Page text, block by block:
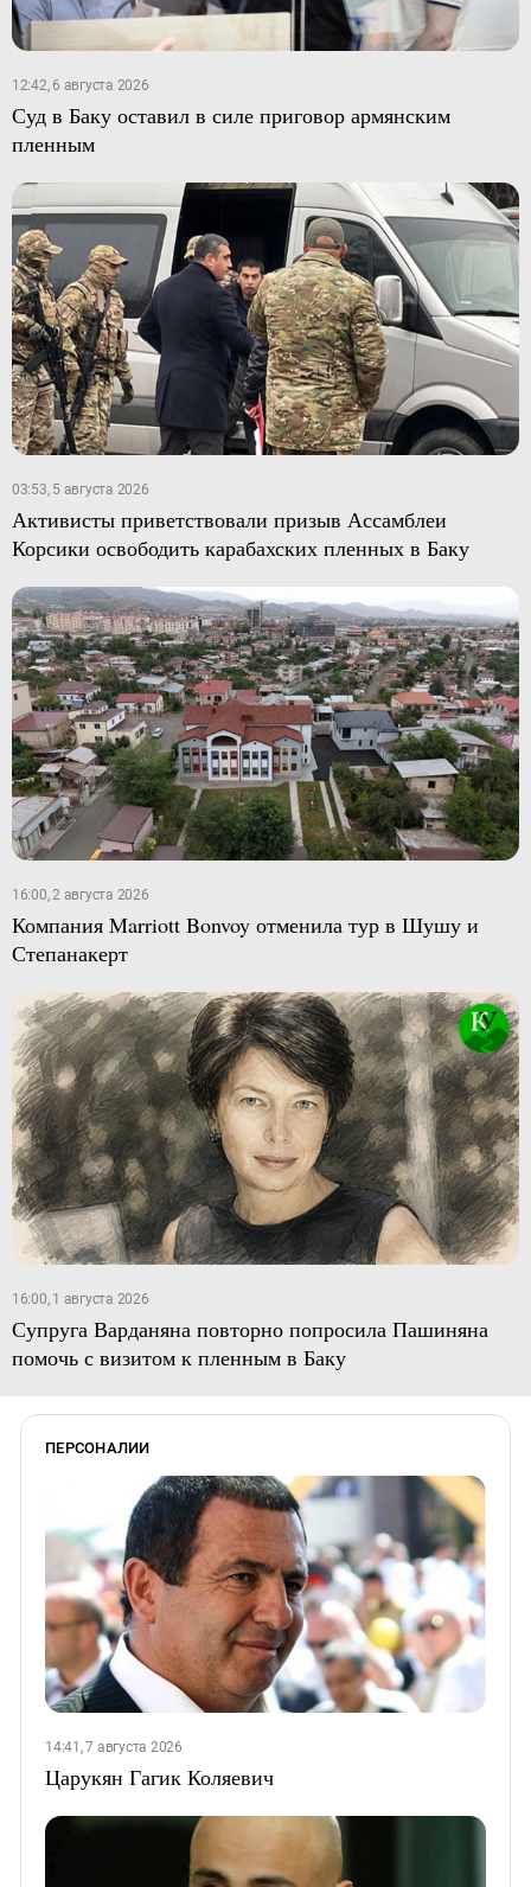
12:42, 6 августа 2026
Суд в Баку оставил в силе приговор армянским
пленным
03:53, 5 августа 2026
Активисты приветствовали призыв Ассамблеи
Корсики освободить карабахских пленных в Баку
16:00, 2 августа 2026
Компания Marriott Bonvoy отменила тур в Шушу и
Степанакерт
16:00, 1 августа 2026
Супруга Варданяна повторно попросила Пашиняна
помочь с визитом к пленным в Баку
ПЕРСОНАЛИИ
14:41, 7 августа 2026
Царукян Гагик Коляевич